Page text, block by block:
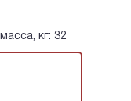
кг: 32